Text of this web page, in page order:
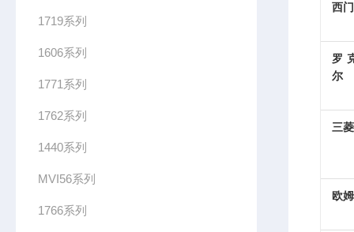
1719系列
1606系列
1771系列
1762系列
1440系列
MVI56系列
1766系列
西
罗
尔
三菱
欧